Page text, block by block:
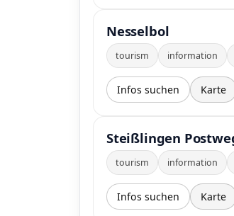
Nesselbol
tourism information
Infos suchen Karte
Steißlingen
tourism information
Infos suchen Karte